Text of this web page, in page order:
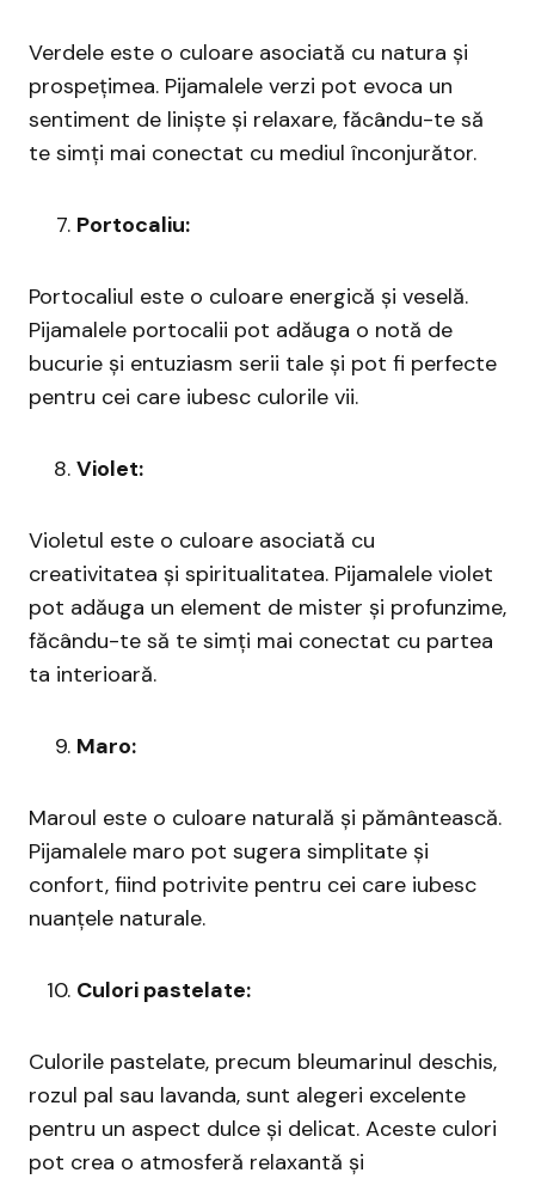
Verdele este o culoare asociată cu natura și
prospețimea. Pijamalele verzi pot evoca un
sentiment de liniște și relaxare, făcându-te să
te simți mai conectat cu mediul înconjurător.
Portocaliu:
Portocaliul este o culoare energică și veselă.
Pijamalele portocalii pot adăuga o notă de
bucurie și entuziasm serii tale și pot fi perfecte
pentru cei care iubesc culorile vii.
Violet:
Violetul este o culoare asociată cu
creativitatea și spiritualitatea. Pijamalele violet
pot adăuga un element de mister și profunzime,
făcându-te să te simți mai conectat cu partea
ta interioară.
Maro:
Maroul este o culoare naturală și pământească.
Pijamalele maro pot sugera simplitate și
confort, fiind potrivite pentru cei care iubesc
nuanțele naturale.
Culori pastelate:
Culorile pastelate, precum bleumarinul deschis,
rozul pal sau lavanda, sunt alegeri excelente
pentru un aspect dulce și delicat. Aceste culori
pot crea o atmosferă relaxantă și